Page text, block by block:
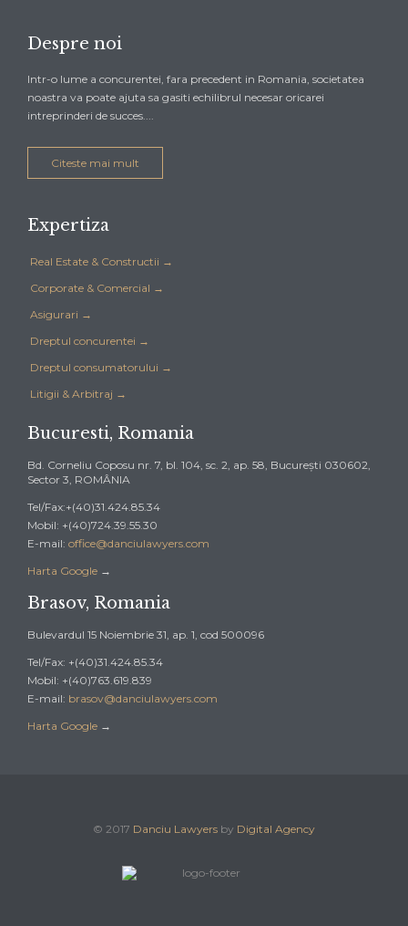
Despre noi
Intr-o lume a concurentei, fara precedent in Romania, societatea
noastra va poate ajuta sa gasiti echilibrul necesar oricarei
intreprinderi de succes....
Citeste mai mult
Expertiza
Real Estate & Constructii →
Corporate & Comercial →
Asigurari →
Dreptul concurentei →
Dreptul consumatorului →
Litigii & Arbitraj →
Bucuresti, Romania
Bd. Corneliu Coposu nr. 7, bl. 104, sc. 2, ap. 58, Bucureşti 030602,
Sector 3, ROMÂNIA
Tel/Fax:+(40)31.424.85.34
Mobil: +(40)724.39.55.30
E-mail: office@danciulawyers.com
Harta Google →
Brasov, Romania
Bulevardul 15 Noiembrie 31, ap. 1, cod 500096
Tel/Fax: +(40)31.424.85.34
Mobil: +(40)763.619.839
E-mail: brasov@danciulawyers.com
Harta Google →
© 2017 Danciu Lawyers by Digital Agency